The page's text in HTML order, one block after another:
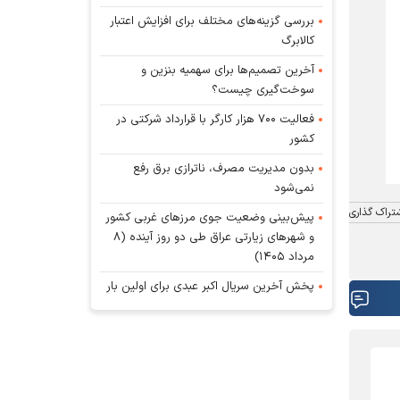
گذاری
بررسی گزینه‌های مختلف برای افزایش اعتبار
کالابرگ
آخرین تصمیم‌ها برای سهمیه بنزین و
سوخت‌گیری چیست؟
فعالیت ۷۰۰ هزار کارگر با قرارداد شرکتی در
کشور
بدون مدیریت مصرف، ناترازی برق رفع
نمی‌شود
پیش‌بینی وضعیت جوی مرز‌های غربی کشور
و شهر‌های زیارتی عراق طی دو روز آینده (۸
مرداد ۱۴۰۵)
پخش آخرین سریال اکبر عبدی برای اولین بار